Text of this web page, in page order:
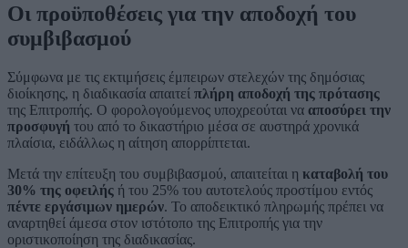
Οι προϋποθέσεις για την αποδοχή του
συμβιβασμού
Σύμφωνα με τις εκτιμήσεις έμπειρων στελεχών της δημόσιας
διοίκησης, η διαδικασία απαιτεί πλήρη αποδοχή της πρότασης
της Επιτροπής. Ο φορολογούμενος υποχρεούται να αποσύρει την
προσφυγή του από το δικαστήριο μέσα σε αυστηρά χρονικά
πλαίσια, ειδάλλως η αίτηση απορρίπτεται.
Μετά την επίτευξη του συμβιβασμού, απαιτείται η καταβολή του
30% της οφειλής ή του 25% του αυτοτελούς προστίμου εντός
πέντε εργάσιμων ημερών. Το αποδεικτικό πληρωμής πρέπει να
αναρτηθεί άμεσα στον ιστότοπο της Επιτροπής για την
οριστικοποίηση της διαδικασίας.